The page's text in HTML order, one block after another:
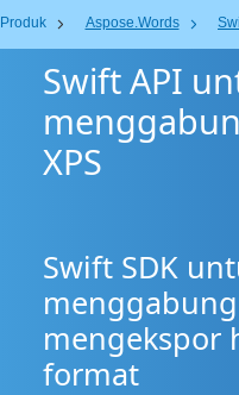
Produk Aspose.Words
Swift API
XPS
Swift SDK
mengekspor
format